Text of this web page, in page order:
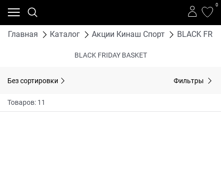
0
Главная Каталог Акции Кинаш Спорт BLACK
BLACK FRIDAY BASKET
Без сортировки Фильтры
Товаров: 11